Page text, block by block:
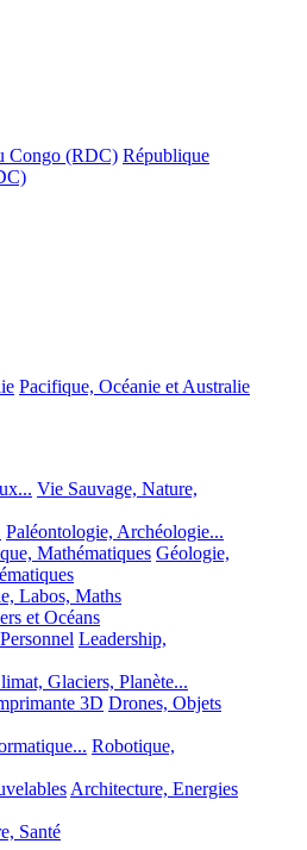
Congo (RDC) République
Pacifique, Océanie et Australie
Vie Sauvage, Nature,
Paléontologie, Archéologie...
Mathématiques Géologie,
Labos, Maths
et Océans
Leadership,
Glaciers, Planète...
3D Drones, Objets
Robotique,
Architecture, Energies
Santé